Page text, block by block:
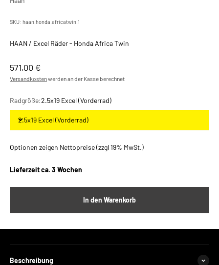
SKU: haan.honda.africatwin.1
HAAN / Excel Räder - Honda Africa Twin
Angebot
571,00 €
Versandkostenwerden an der Kasse berechnet
Radgröße:2.5x19 Excel (Vorderrad)
2.5x19 Excel (Vorderrad)
Optionen zeigen Nettopreise (zzgl 19% MwSt.)
Lieferzeitca. 3 Wochen
In den Warenkorb
Beschreibung